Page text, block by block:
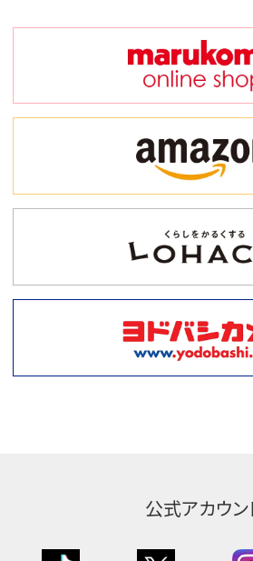
公式アカウン